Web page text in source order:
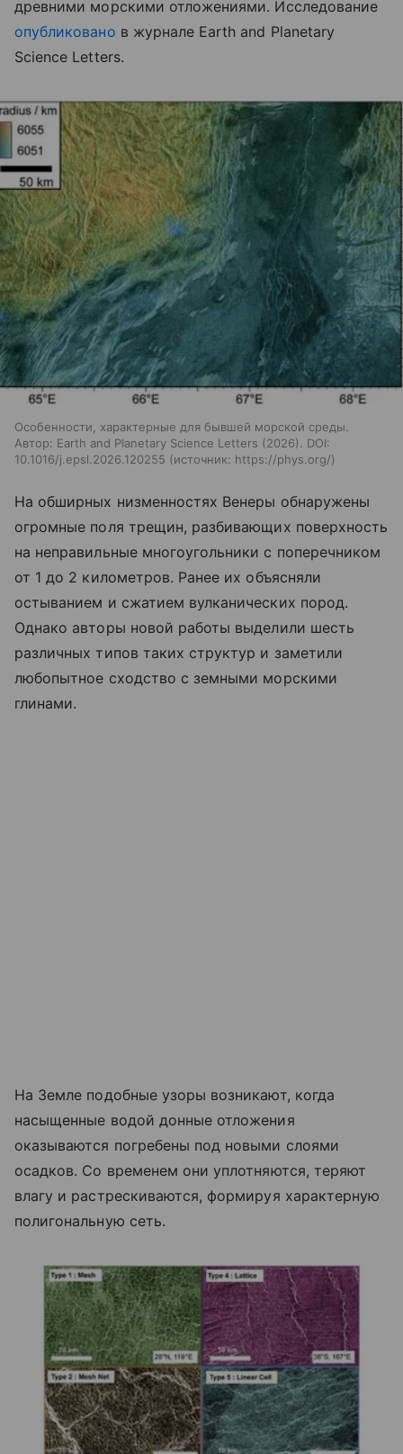
древними морскими отложениями. Исследование
опубликовано в журнале Earth and Planetary
Science Letters.
Особенности, характерные для бывшей морской среды.
Автор: Earth and Planetary Science Letters (2026). DOI:
10.1016/j.epsl.2026.120255
источник: https://phys.org/
На обширных низменностях Венеры обнаружены
огромные поля трещин, разбивающих поверхность
на неправильные многоугольники с поперечником
от 1 до 2 километров. Ранее их объясняли
остыванием и сжатием вулканических пород.
Однако авторы новой работы выделили шесть
различных типов таких структур и заметили
любопытное сходство с земными морскими
глинами.
На Земле подобные узоры возникают, когда
насыщенные водой донные отложения
оказываются погребены под новыми слоями
осадков. Со временем они уплотняются, теряют
влагу и растрескиваются, формируя характерную
полигональную сеть.